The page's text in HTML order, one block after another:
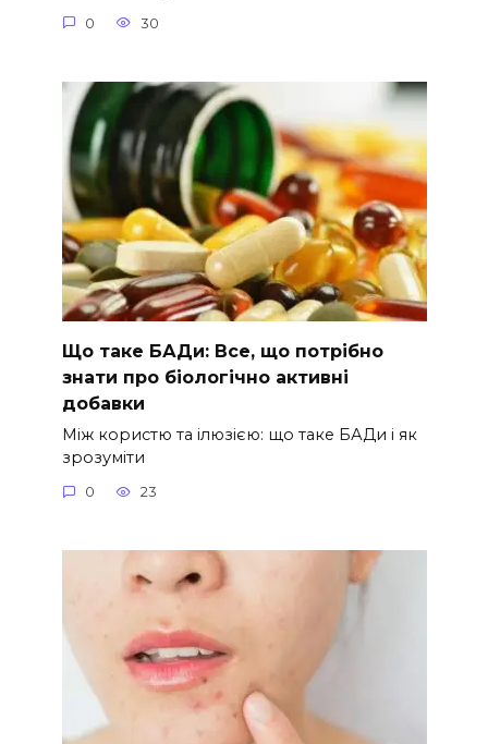
0 30
Що таке БАДи: Все, що потрібно
знати про біологічно активні
добавки
Між користю та ілюзією: що таке БАДи і як
зрозуміти
0 23